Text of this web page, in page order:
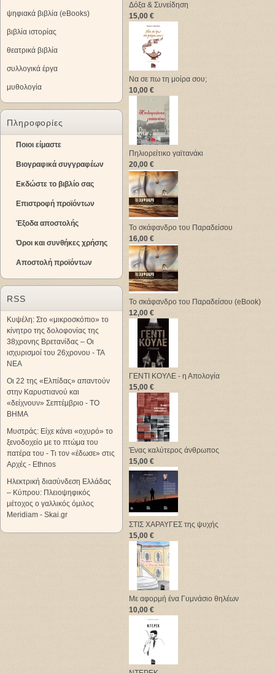
ψηφιακά βιβλία (eBooks)
βιβλία ιστορίας
θεατρικά βιβλία
συλλογικά έργα
μυθολογία
Πληροφορίες
Ποιοι είμαστε
Βιογραφικά συγγραφέων
Εκδώστε το βιβλίο σας
Επιστροφή προϊόντων
Έξοδα αποστολής
Όροι και συνθήκες χρήσης
Αποστολή προϊόντων
RSS
Κυψέλη: Στο «μικροσκόπιο» το
κίνητρο της δολοφονίας της
38χρονης Βρετανίδας – Οι
ισχυρισμοί του 26χρονου - ΤΑ
ΝΕΑ
Οι 22 της «Ελπίδας» απαντούν
στην Καρυστιανού και
«δείχνουν» Σεπτέμβριο - ΤΟ
ΒΗΜΑ
Μυστράς: Είχε κάνει «οχυρό» το
ξενοδοχείο με το πτώμα του
πατέρα του - Τι τον «έδωσε» στις
Αρχές - Ethnos
Ηλεκτρική διασύνδεση Ελλάδας
– Κύπρου: Πλειοψηφικός
μέτοχος ο γαλλικός όμιλος
Meridiam - Skai.gr
Δόξα & Συνείδηση
15,00 €
Να σε πω τη μοίρα σου;
10,00 €
Πηλιορείτικο γαϊτανάκι
20,00 €
Το σκάφανδρο του Παραδείσου
16,00 €
Το σκάφανδρο του Παραδείσου (eBook)
12,00 €
ΓΕΝΤΙ ΚΟΥΛΕ - η Απολογία
15,00 €
Ένας καλύτερος άνθρωπος
15,00 €
ΣΤΙΣ ΧΑΡΑΥΓΕΣ της ψυχής
15,00 €
Με αφορμή ένα Γυμνάσιο θηλέων
10,00 €